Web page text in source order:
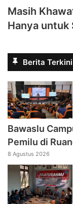
Masih
Hanya untuk
Berita Terkini
Bawaslu
Pemilu di
8 Agustus 2026